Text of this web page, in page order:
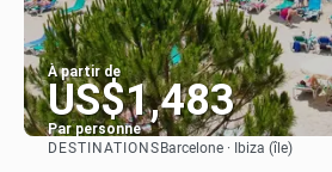
À partir de
US$1,483
Par personne
Afficher
DESTINATIONS Barcelone · Ibiza (île)